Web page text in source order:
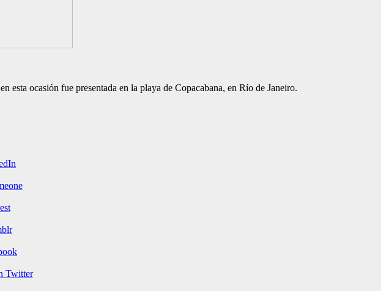
ocasión fue presentada en la playa de Copacabana, en Río de Janeiro.